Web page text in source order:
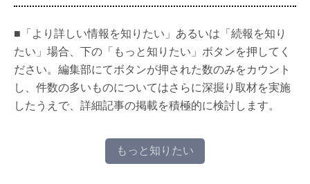
■「より詳しい情報を知りたい」あるいは「続報を知り
たい」場合、下の「もっと知りたい」ボタンを押してく
ださい。編集部にてボタンが押された数のみをカウント
し、件数の多いものについてはさらに深掘り取材を実施
したうえで、詳細記事の掲載を積極的に検討します。
もっと知りたい